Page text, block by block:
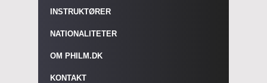
INSTRUKTØRER
NATIONALITETER
OM PHILM.DK
KONTAKT